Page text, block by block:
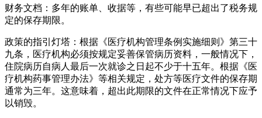
财务文档：多年的账单、收据等，有些可能早已超出了税务规
定的保存期限。
政策的指引灯塔：根据《医疗机构管理条例实施细则》第三十
九条，医疗机构必须按规定妥善保管病历资料，一般情况下，
住院病历自病人最后一次就诊之日起不少于十五年。根据《医
疗机构药事管理办法》等相关规定，处方等医疗文件的保存期
通常为三年。这意味着，超出此期限的文件在正常情况下应予
以销毁。